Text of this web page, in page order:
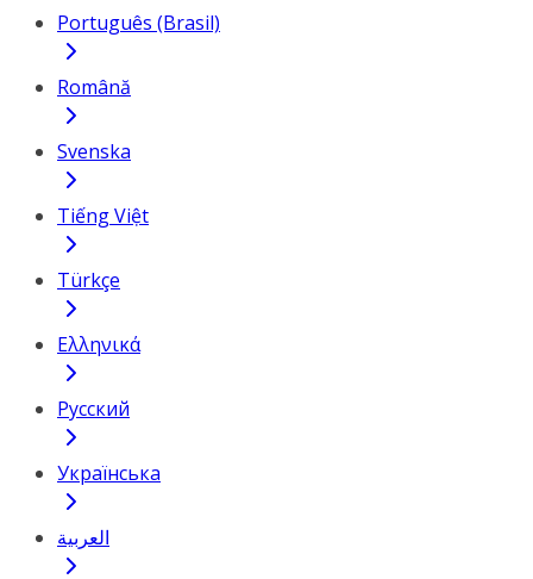
Português (Brasil)
Română
Svenska
Tiếng Việt
Türkçe
Ελληνικά
Русский
Українська
العربية